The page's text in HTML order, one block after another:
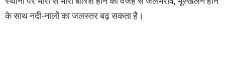
के साथ नदी-नालों का जलस्तर बढ़ सकता है।